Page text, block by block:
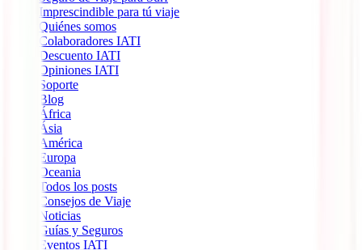
Imprescindible para tú viaje
Quiénes somos
Colaboradores IATI
Descuento IATI
Opiniones IATI
Soporte
Blog
África
Ásia
América
Europa
Oceania
Todos los posts
Consejos de Viaje
Noticias
Guías y Seguros
Eventos IATI